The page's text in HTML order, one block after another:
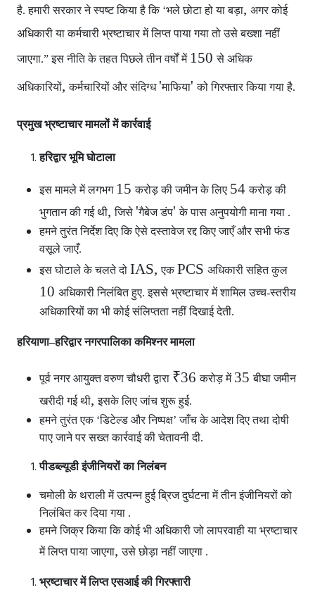
है. हमारी सरकार ने स्पष्ट किया है कि ‘भले छोटा हो या बड़ा, अगर कोई
अधिकारी या कर्मचारी भ्रष्टाचार में लिप्त पाया गया तो उसे बख्शा नहीं
जाएगा.” इस नीति के तहत पिछले तीन वर्षों में 150से अधिक
अधिकारियों,कर्मचारियों और संदिग्ध 'माफिया'को गिरफ्तार किया गया है.
प्रमुख भ्रष्टाचार मामलों में कार्रवाई
हरिद्वार भूमि घोटाला
इस मामले में लगभग 15करोड़ की जमीन के लिए 54करोड़ की
भुगतान की गई थी,जिसे 'गैबेज डंप'के पास अनुपयोगी माना गया .
हमने तुरंत निर्देश दिए कि ऐसे दस्तावेज रद्द किए जाएँ और सभी फंड
वसूले जाएँ.
इस घोटाले के चलते दो IAS,एकPCS अधिकारी सहित कुल
10 अधिकारी निलंबित हुए. इससे भ्रष्टाचार में शामिल उच्च-स्तरीय
अधिकारियों का भी कोई संलिप्तता नहीं दिखाई देती.
हरियाणा–हरिद्वार नगरपालिका कमिश्नर मामला
पूर्व नगर आयुक्त वरुण चौधरी द्वारा ₹36करोड़ में 35बीघा जमीन
खरीदी गई थी,इसके लिए जांच शुरू हुई.
हमने तुरंत एक ‘डिटेल्ड और निष्पक्ष’ जाँच के आदेश दिए तथा दोषी
पाए जाने पर सख्त कार्रवाई की चेतावनी दी.
पीडब्ल्यूडी इंजीनियरों का निलंबन
चमोली के थराली में उत्पन्न हुई ब्रिज दुर्घटना में तीन इंजीनियरों को
निलंबित कर दिया गया .
हमने जिक्र किया कि कोई भी अधिकारी जो लापरवाही या भ्रष्टाचार
में लिप्त पाया जाएगा,उसे छोड़ा नहीं जाएगा .
भ्रष्टाचार में लिप्त एसआई की गिरफ्तारी